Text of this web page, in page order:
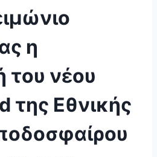
η
του νέου
της Εθνικής